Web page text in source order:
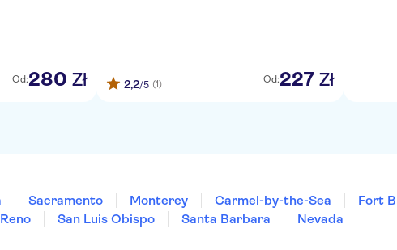
Od:280 Zł 2,2/5 (1) Od:227 Zł
Sacramento Monterey Carmel-by-the-Sea Fort
Reno San Luis Obispo Santa Barbara
Nevada